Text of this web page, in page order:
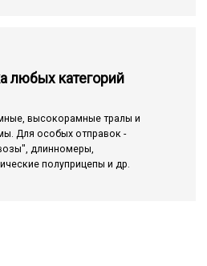
любых категорий
высокорамные тралы и
Для особых отправок -
длинномеры,
полуприцепы и др.